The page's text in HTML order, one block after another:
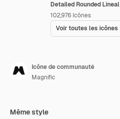
Detailed Rounded Lineal
102,976 Icônes
Voir toutes les icônes
Icône de communauté
Magnific
Même style